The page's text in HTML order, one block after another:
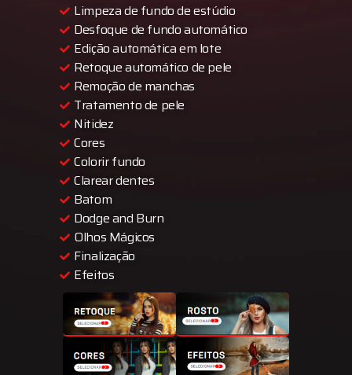
Limpeza de fundo de estúdio
Desfoque de fundo automático
Edição automática em lote
Retoque automático de pele
Remoção de manchas
Tratamento de pele
Nitidez
Cores
Colorir fundo
Clarear dentes
Batom
Dodge and Burn
Olhos Mágicos
Finalização
Efeitos